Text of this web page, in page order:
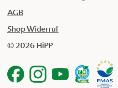
AGB
Shop Widerruf
© 2026 HiPP